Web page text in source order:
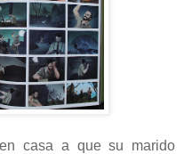
casa a que su marido